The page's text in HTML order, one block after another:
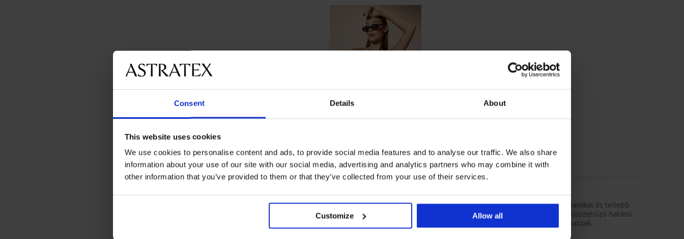
Consent Details About
This website uses cookies
We use cookies to personalise content and ads, to provide social media features and to analyse our traffic. We also share
information about your use of our site with our social media, advertising and analytics partners who may combine it with
other information that you’ve provided to them or that they’ve collected from your use of their services.
Customize Allow all
Chara monokini
4 920 Ft
Az Antella Blue Dots karcsúsító egyrészes fürdőruha gyönyörű domborulatokat és teltebb
alakot varázsol. Az elejét színes pöttyök díszítik, a hasi részen ráncolt és összehúzó hatású.
A kosarai finoman párnázottak, a szélesebb pántjai szükség szerint állíthatóak.